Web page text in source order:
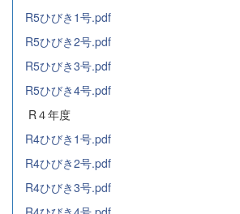
R5ひびき1号.pdf
R5ひびき2号.pdf
R5ひびき3号.pdf
R5ひびき4号.pdf
R４年度
R4ひびき1号.pdf
R4ひびき2号.pdf
R4ひびき3号.pdf